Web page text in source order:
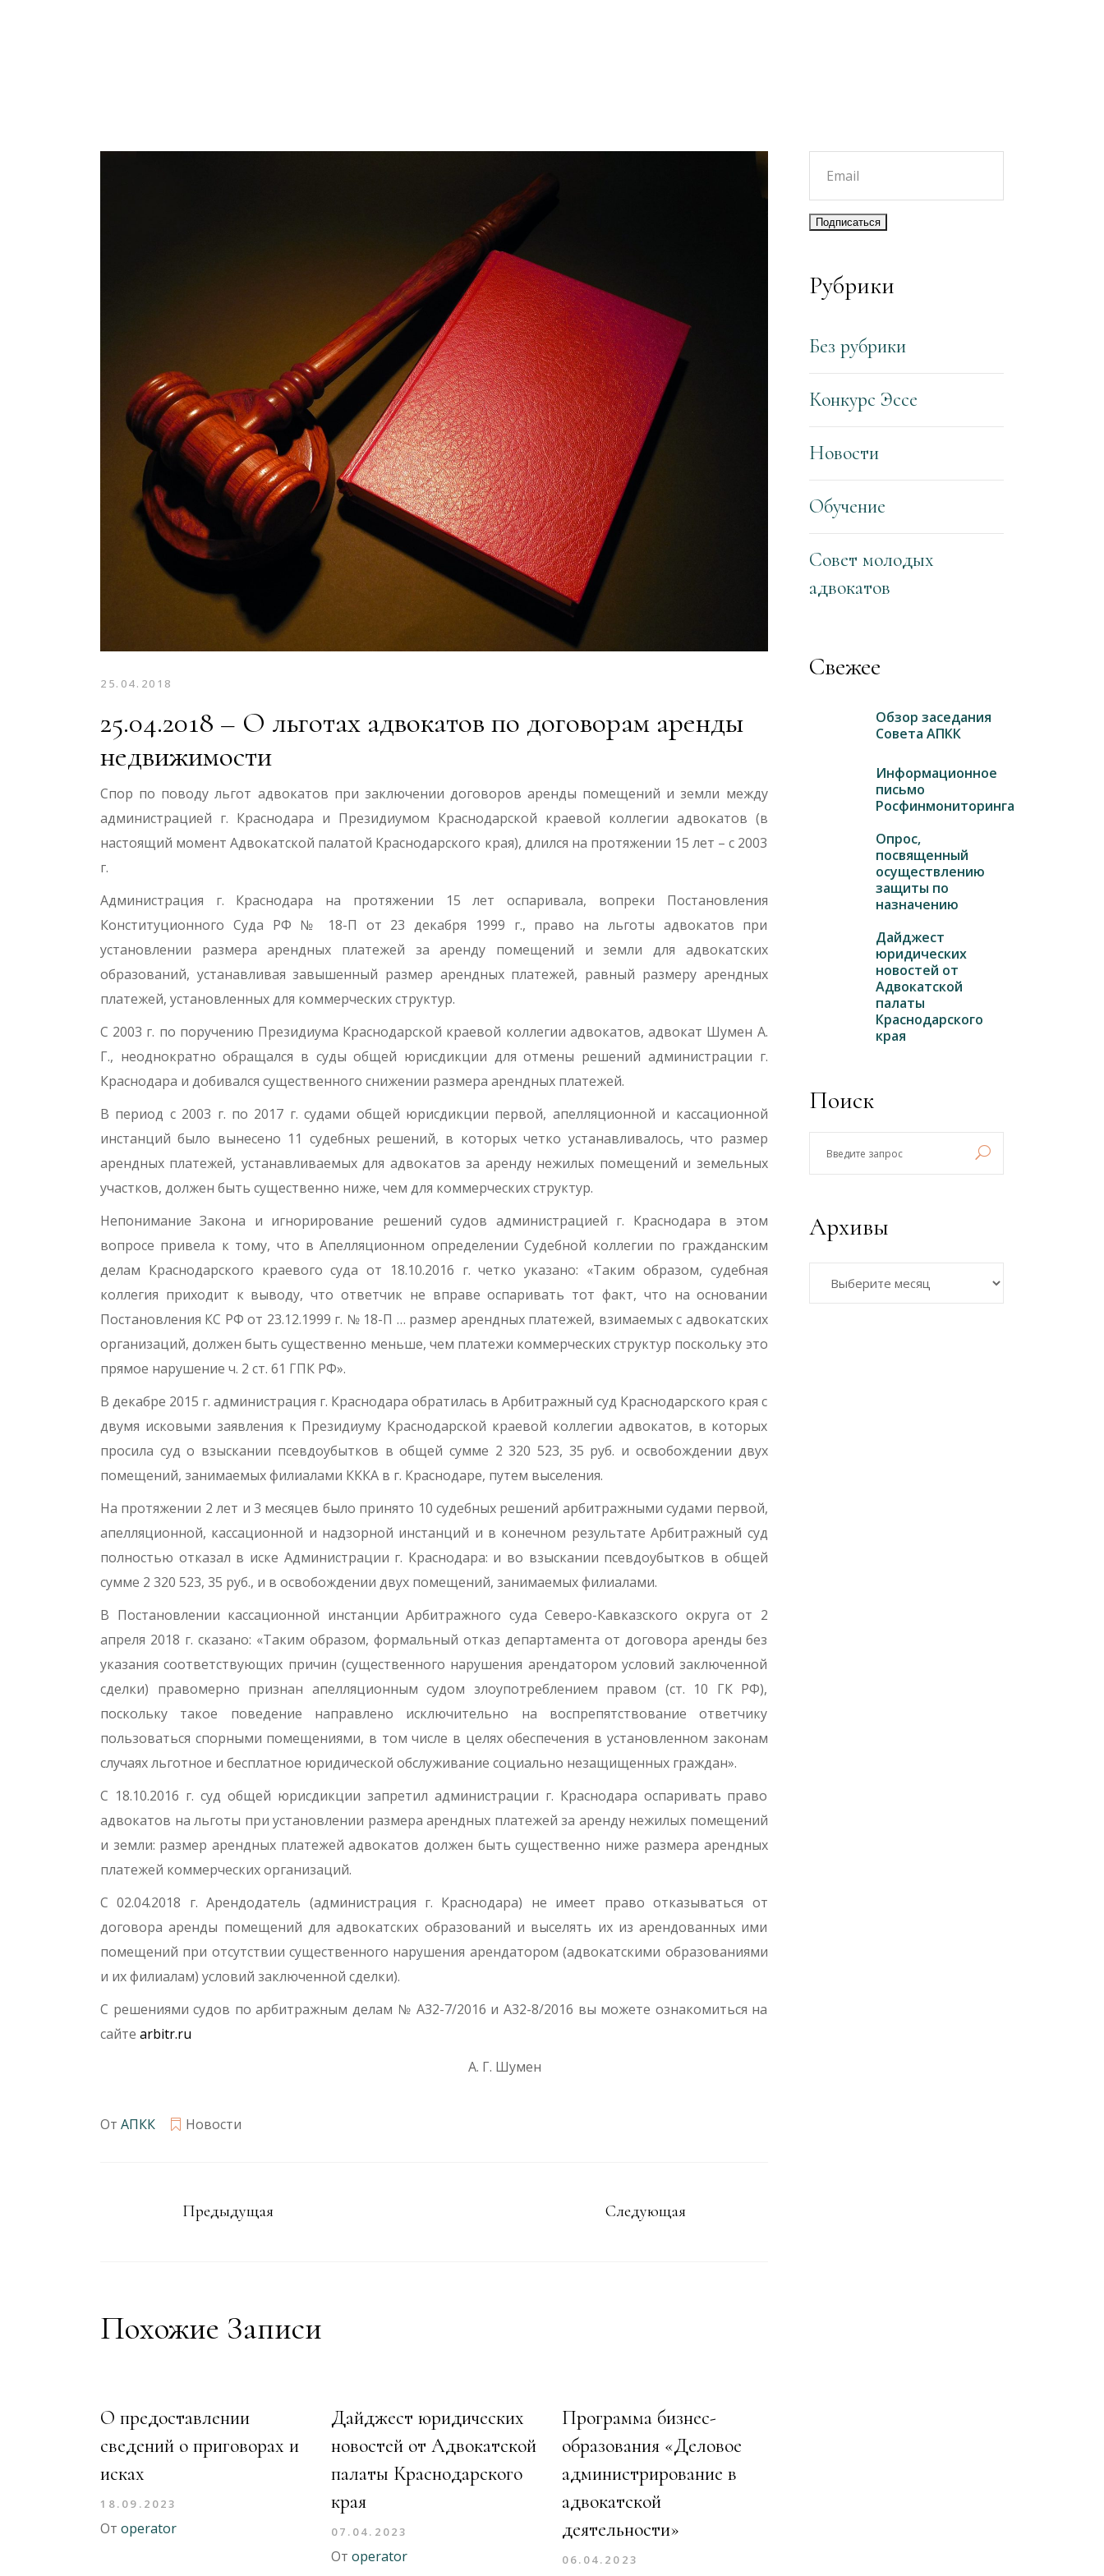
25.04.2018
25.04.2018 – О льготах адвокатов по договорам аренды
недвижимости
Спор по поводу льгот адвокатов при заключении договоров аренды помещений и земли между
администрацией г. Краснодара и Президиумом Краснодарской краевой коллегии адвокатов (в
настоящий момент Адвокатской палатой Краснодарского края), длился на протяжении 15 лет – с 2003
г.
Администрация г. Краснодара на протяжении 15 лет оспаривала, во­преки Постановления
Конституционного Суда РФ № 18-П от 23 декабря 1999 г., право на льготы адвокатов при
установлении размера арендных пла­тежей за аренду помещений и земли для адвокатских
образований, устанавливая завышенный размер арендных платежей, равный размеру арендных
платежей, установленных для коммерческих структур.
С 2003 г. по поручению Президиума Краснодарской краевой коллегии адвокатов, адвокат Шумен А.
Г., неоднократно обращался в суды общей юрисдикции для отмены решений администрации г.
Краснодара и добивался существенного снижении размера арендных платежей.
В период с 2003 г. по 2017 г. судами общей юрисдикции первой, апел­ляционной и кассационной
инстанций было вынесено 11 судебных решений, в которых четко устанавливалось, что размер
арендных плате­жей, устанавливаемых для адвокатов за аренду нежилых помещений и зе­мельных
участков, должен быть существенно ниже, чем для коммерческих структур.
Непонимание Закона и игнорирование решений судов администрацией г. Краснодара в этом
вопросе привела к тому, что в Апелляционном определении Судебной коллегии по граждан­ским
делам Краснодарского краевого суда от 18.10.2016 г. четко указано: «Таким образом, судебная
коллегия приходит к выводу, что ответчик не вправе оспаривать тот факт, что на основании
Постановления КС РФ от 23.12.1999 г. № 18-П … размер арендных платежей, взимаемых с адвокатских
организаций, должен быть существенно меньше, чем платежи коммерчес­ких структур поскольку это
прямое нарушение ч. 2 ст. 61 ГПК РФ».
В декабре 2015 г. администрация г. Краснодара обратилась в Арбит­ражный суд Краснодарского края с
двумя исковыми заявления к Президиуму Краснодарской краевой коллегии адвокатов, в которых
просила суд о взыскании псевдоубытков в общей сумме 2 320 523, 35 руб. и освобождении двух
помещений, занимаемых филиалами КККА в г. Краснодаре, путем выселения.
На протяжении 2 лет и 3 месяцев было принято 10 судебных решений арбитражными судами первой,
апелляционной, кассационной и надзорной инстанций и в конечном результате Арбитражный суд
полностью отказал в иске Администрации г. Краснодара: и во взыскании псевдоубытков в общей
сумме 2 320 523, 35 руб., и в освобождении двух помещений, занимаемых филиалами.
В Постановлении кассационной инстанции Арбитражного суда Северо-Кавказского округа от 2
апреля 2018 г. сказано: «Таким образом, формальный отказ департамента от до­говора аренды без
указания соответствующих причин (су­щественного нарушения арендатором условий заключенной
сделки) правомерно признан апелляционным судом злоупотреблением правом (ст. 10 ГК РФ),
поскольку такое поведение направлено исключительно на воспрепятствование ответчику
пользоваться спорными помещениями, в том числе в целях обеспечения в установленном законам
случаях льготное и бесплатное юридической обслуживание социаль­но незащищенных граждан».
С 18.10.2016 г. суд общей юрисдикции запретил администрации г. Краснодара оспаривать право
адвокатов на льготы при установлении размера арендных платежей за аренду нежилых по­мещений
и земли: размер арендных платежей адвокатов должен быть существенно ниже размера арендных
платежей коммерческих организа­ций.
С 02.04.2018 г. Арендодатель (администрация г. Краснодара) не имеет право отказываться от
договора аренды помещений для адвокат­ских образований и выселять их из арендованных ими
помещений при отсутствии существенного нарушения арендатором (адвокатскими обра­зованиями
и их филиалам) условий заключенной сделки).
С решениями судов по арбитражным делам № А32-7/2016 и А32-8/2016 вы можете ознакомиться на
сайте arbitr.ru
А. Г. Шумен
От АПКК Новости
Предыдущая Следующая
Похожие Записи
О предоставлении
сведений о приговорах и
исках
18.09.2023
От operator
Дайджест юридических
новостей от Адвокатской
палаты Краснодарского
края
07.04.2023
От operator
Программа бизнес-
образования «Деловое
администрирование в
адвокатской
деятельности»
06.04.2023
Рубрики
Без рубрики
Конкурс Эссе
Новости
Обучение
Совет молодых
адвокатов
Свежее
Обзор заседания
Совета АПКК
Информационное
письмо
Росфинмониторинга
Опрос,
посвященный
осуществлению
защиты по
назначению
Дайджест
юридических
новостей от
Адвокатской
палаты
Краснодарского
края
Поиск
Архивы